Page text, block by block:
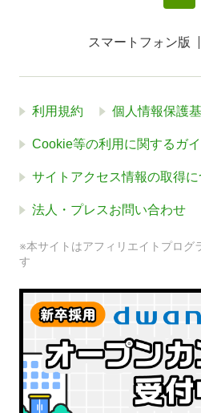
スマートフォン版
利用規約 個人情報保護
Cookie等の利用に関するガ
サイトアクセス情報の取得に
法人・プレスお問い合わせ
※本サイトはアフィリエイトプログ
す